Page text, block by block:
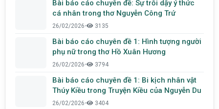
Bài báo cáo chuyên đề: Sự trỗi dậy ý thức
cá nhân trong thơ Nguyễn Công Trứ
26/02/2026• 3135
Bài báo cáo chuyên đề 1: Hình tượng người
phụ nữ trong thơ Hồ Xuân Hương
26/02/2026• 3794
Bài báo cáo chuyên đề 1: Bi kịch nhân vật
Thúy Kiều trong Truyện Kiều của Nguyễn Du
26/02/2026• 3404